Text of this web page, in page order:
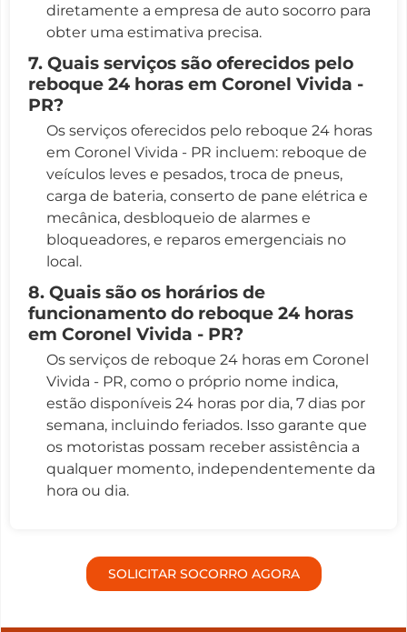
diretamente a empresa de auto socorro para
obter uma estimativa precisa.
7. Quais serviços são oferecidos pelo
reboque 24 horas em Coronel Vivida -
PR?
Os serviços oferecidos pelo reboque 24 horas
em Coronel Vivida - PR incluem: reboque de
veículos leves e pesados, troca de pneus,
carga de bateria, conserto de pane elétrica e
mecânica, desbloqueio de alarmes e
bloqueadores, e reparos emergenciais no
local.
8. Quais são os horários de
funcionamento do reboque 24 horas
em Coronel Vivida - PR?
Os serviços de reboque 24 horas em Coronel
Vivida - PR, como o próprio nome indica,
estão disponíveis 24 horas por dia, 7 dias por
semana, incluindo feriados. Isso garante que
os motoristas possam receber assistência a
qualquer momento, independentemente da
hora ou dia.
SOLICITAR SOCORRO AGORA